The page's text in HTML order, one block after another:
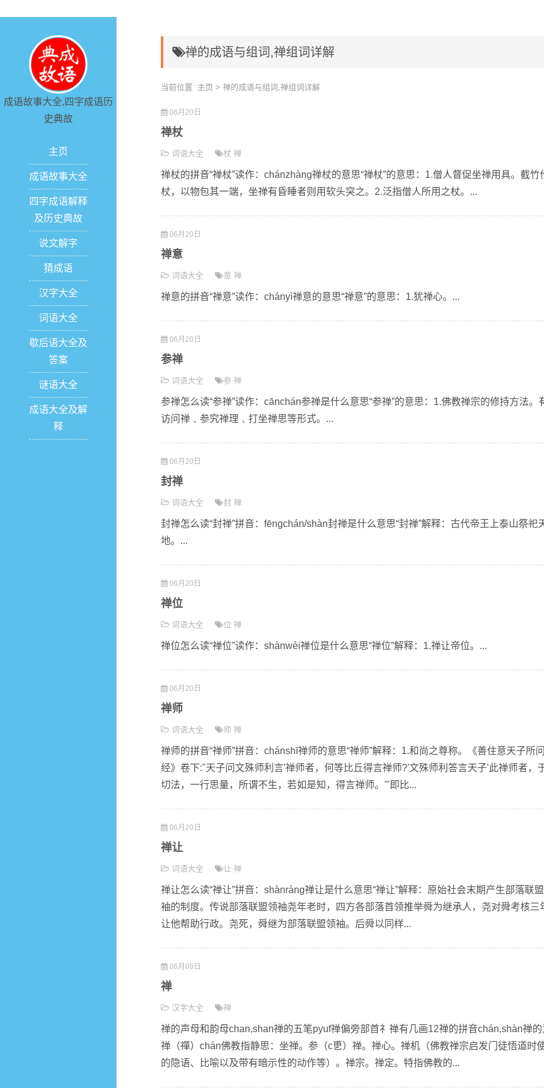
成语故事大全,四字成语历
史典故
主页
成语故事大全
四字成语解释
及历史典故
说文解字
猜成语
汉字大全
词语大全
歇后语大全及
答案
谜语大全
成语大全及解
释
禅的成语与组词,禅组词详解
当前位置: 主页 > 禅的成语与组词,禅组词详解
06月20日
禅杖
词语大全 杖 禅
禅杖的拼音“禅杖”读作：chánzhàng禅杖的意思“禅杖”的意思：1.僧人督促坐禅用具。截竹
杖，以物包其一端，坐禅有昏睡者则用软头突之。2.泛指僧人所用之杖。...
06月20日
禅意
词语大全 意 禅
禅意的拼音“禅意”读作：chányì禅意的意思“禅意”的意思：1.犹禅心。...
06月20日
参禅
词语大全 参 禅
参禅怎么读“参禅”读作：cānchán参禅是什么意思“参禅”的意思：1.佛教禅宗的修持方法。
访问禅﹑参究禅理﹑打坐禅思等形式。...
06月20日
封禅
词语大全 封 禅
封禅怎么读“封禅”拼音：fēngchán/shàn封禅是什么意思“封禅”解释：古代帝王上泰山祭祀
地。...
06月20日
禅位
词语大全 位 禅
禅位怎么读“禅位”读作：shànwèi禅位是什么意思“禅位”解释：1.禅让帝位。...
06月20日
禅师
词语大全 师 禅
禅师的拼音“禅师”拼音：chánshī禅师的意思“禅师”解释：1.和尚之尊称。《善住意天子所
经》卷下:"天子问文殊师利言'禅师者，何等比丘得言禅师?'文殊师利答言天子'此禅师者，
切法，一行思量，所谓不生，若如是知，得言禅师。'"即比...
06月20日
禅让
词语大全 让 禅
禅让怎么读“禅让”拼音：shànràng禅让是什么意思“禅让”解释：原始社会末期产生部落联
袖的制度。传说部落联盟领袖尧年老时，四方各部落首领推举舜为继承人，尧对舜考核三
让他帮助行政。尧死，舜继为部落联盟领袖。后舜以同样...
06月09日
禅
汉字大全 禅
禅的声母和韵母chan,shan禅的五笔pyuf禅偏旁部首礻禅有几画12禅的拼音chán,shàn禅的
禅（禪）chán佛教指静思：坐禅。参（c乶）禅。禅心。禅机（佛教禅宗启发门徒悟道时
的隐语、比喻以及带有暗示性的动作等）。禅宗。禅定。特指佛教的...